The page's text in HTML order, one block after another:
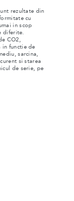
rezultate din
cu
in scop
diferite.
CO2,
in functie de
sarcina,
si starea
de serie, pe